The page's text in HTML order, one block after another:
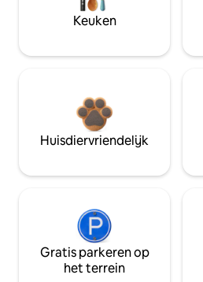
Keuken
Huisdiervriendelijk
Gratis parkeren op
het terrein